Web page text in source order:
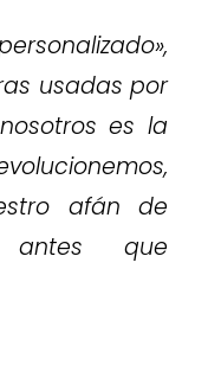
usadas por
es la
afán de
antes que